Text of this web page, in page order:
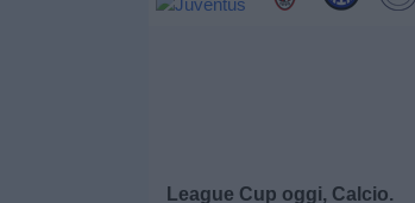
League Cup oggi, Calcio.